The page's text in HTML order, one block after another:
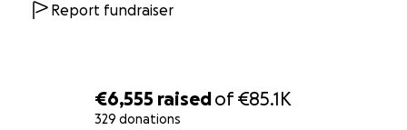
€6,555 raisedof€85.1K
329 donations
Report fundraiser